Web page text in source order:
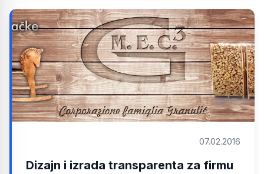
07.02.2016
Dizajn i izrada transparenta za firmu